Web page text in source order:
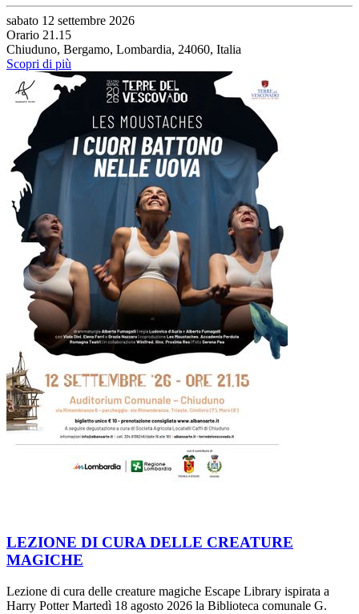
sabato 12 settembre 2026
Orario 21.15
Chiuduno, Bergamo, Lombardia, 24060, Italia
Scopri di più
LEZIONE DI CURA DELLE CREATURE
MAGICHE
Lezione di cura delle creature magiche Escape Library ispirata a
Harry Potter Martedì 18 agosto 2026 la Biblioteca comunale G.